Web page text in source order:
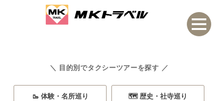
＼ 目的別でタクシーツアーを探す ／
🥾 体験・名所巡り 🗺️ 歴史・社寺巡り